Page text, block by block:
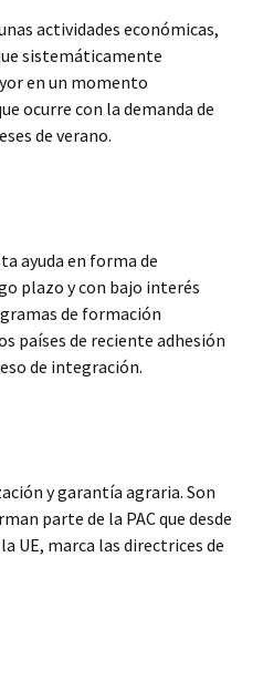
actividades económicas,
sistemáticamente
en un momento
ocurre con la demanda de
de verano.
ayuda en forma de
plazo y con bajo interés
de formación
países de reciente adhesión
de integración.
y garantía agraria. Son
parte de la PAC que desde
UE, marca las directrices de